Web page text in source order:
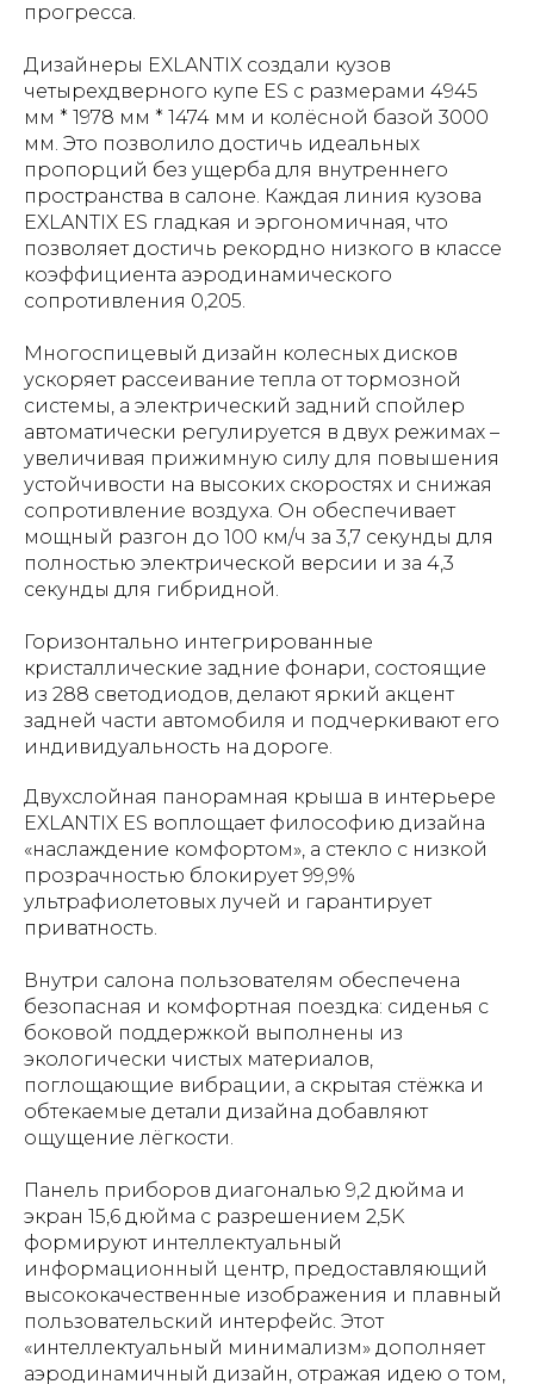
прогресса.
Дизайнеры EXLANTIX создали кузов
четырехдверного купе ES с размерами 4945
мм * 1978 мм * 1474 мм и колёсной базой 3000
мм. Это позволило достичь идеальных
пропорций без ущерба для внутреннего
пространства в салоне. Каждая линия кузова
EXLANTIX ES гладкая и эргономичная, что
позволяет достичь рекордно низкого в классе
коэффициента аэродинамического
сопротивления 0,205.
Многоспицевый дизайн колесных дисков
ускоряет рассеивание тепла от тормозной
системы, а электрический задний спойлер
автоматически регулируется в двух режимах –
увеличивая прижимную силу для повышения
устойчивости на высоких скоростях и снижая
сопротивление воздуха. Он обеспечивает
мощный разгон до 100 км/ч за 3,7 секунды для
полностью электрической версии и за 4,3
секунды для гибридной.
Горизонтально интегрированные
кристаллические задние фонари, состоящие
из 288 светодиодов, делают яркий акцент
задней части автомобиля и подчеркивают его
индивидуальность на дороге.
Двухслойная панорамная крыша в интерьере
EXLANTIX ES воплощает философию дизайна
«наслаждение комфортом», а стекло с низкой
прозрачностью блокирует 99,9%
ультрафиолетовых лучей и гарантирует
приватность.
Внутри салона пользователям обеспечена
безопасная и комфортная поездка: сиденья с
боковой поддержкой выполнены из
экологически чистых материалов,
поглощающие вибрации, а скрытая стёжка и
обтекаемые детали дизайна добавляют
ощущение лёгкости.
Панель приборов диагональю 9,2 дюйма и
экран 15,6 дюйма с разрешением 2,5K
формируют интеллектуальный
информационный центр, предоставляющий
высококачественные изображения и плавный
пользовательский интерфейс. Этот
«интеллектуальный минимализм» дополняет
аэродинамичный дизайн, отражая идею о том,